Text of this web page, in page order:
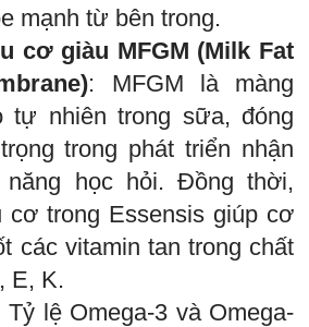
mạnh từ bên trong.
cơ giàu MFGM (Milk Fat
: MFGM là màng
tự nhiên trong sữa, đóng
trong phát triển nhận
học hỏi. Đồng thời,
cơ trong Essensis giúp cơ
các vitamin tan trong chất
E, K.
Tỷ lệ Omega-3 và Omega-